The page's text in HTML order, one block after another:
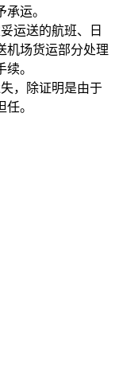
运。
运送的航班、日
机场货运部分处理
。
，除证明是由于
。